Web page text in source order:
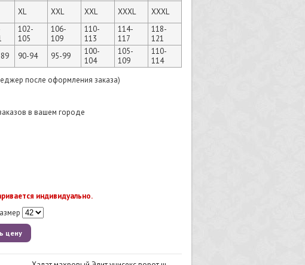
XL XXL XXL XXXL XXXL
102-
105
106-
109
110-
113
114-
117
118-
121
90-94 95-99
100-
104
105-
109
110-
114
после оформления заказа)
в вашем городе
индивидуально.
цену